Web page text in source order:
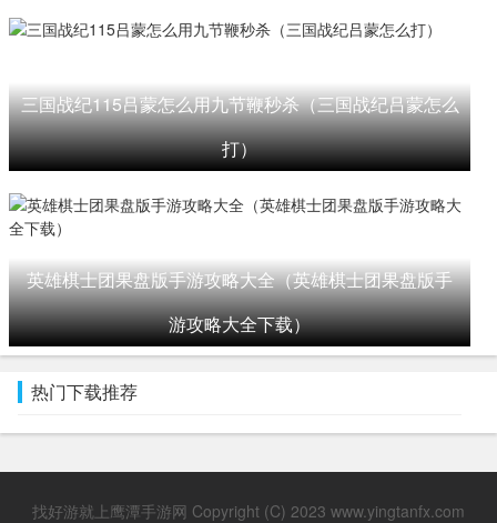
三国战纪115吕蒙怎么用九节鞭秒杀（三国战纪吕蒙怎么
打）
英雄棋士团果盘版手游攻略大全（英雄棋士团果盘版手
游攻略大全下载）
热门下载推荐
找好游就上鹰潭手游网 Copyright (C) 2023 www.yingtanfx.com